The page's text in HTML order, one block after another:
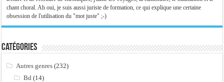
chant choral. Ah oui, je suis aussi juriste de formation, ce qui explique une certaine
obsession de l'utilisation du "mot juste" ;-)
Catégories
Autres genres (232)
Bd (14)